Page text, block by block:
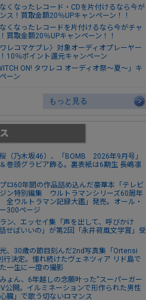
くなったレコード・CDを片付けるなら今が
ス！買取金額20％UPキャンペーン！！
くなったレコードを片付けるなら今がチャ
買取金額20％UPキャンペーン！！
ワレコマケプレ〉対象オーディオプレーヤー
10％ポイント還元キャンペーン
ON! タワレコ オーディオ祭～夏～」キ
ーン
もっと見る
（乃木坂46）、「BOMB 2026年9月号」
巻頭グラビア飾る。裏表紙は6期生 長嶋凛
ロ60年間の作品詰め込んだ豪華本「テレビ
ン特別編集 ウルトラマンシリーズ60周年
全ウルトラマン記録大鑑」発売。オール・
300ページ
ン、エッセイ集「声を出して、呼びかけ
せばいいの」が第2回「永井荷風文学賞」受
、30歳の節目刻んだ2nd写真集「Ortensi
行決定。憧れ続けたヴェネツィア リド島で
一生に一度の撮影
ょん、6年越しの念願叶った“スーパーガー
公開。イルミネーションで形作られた男性
臓」で歌う切ないロマンス